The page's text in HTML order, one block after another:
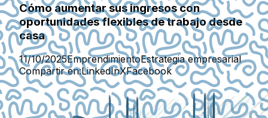
Cómo aumentar sus ingresos con
oportunidades flexibles de trabajo desde
casa
11/10/2025EmprendimientoEstrategia empresarial
Compartir en:LinkedInXFacebook